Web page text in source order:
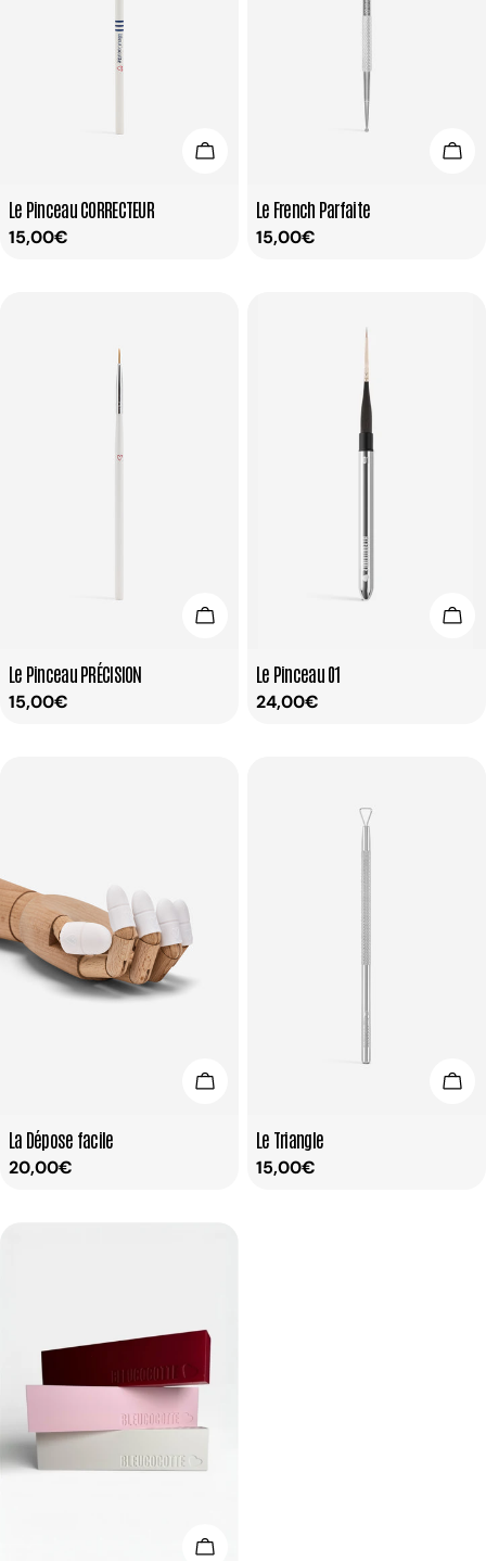
Ajouter Au Panier
Taper:
Le Pinceau CORRECTEUR
Prix
15,00€
Taper:
Le French Parfaite
Prix
15,00€
Ajouter Au Panier
Taper:
Le Pinceau PRÉCISION
Prix
15,00€
Taper:
Le Pinceau 01
Prix
24,00€
Ajouter Au Panier
Taper:
La Dépose facile
Prix
20,00€
Taper:
Le Triangle
Prix
15,00€
Choisissez Les Options